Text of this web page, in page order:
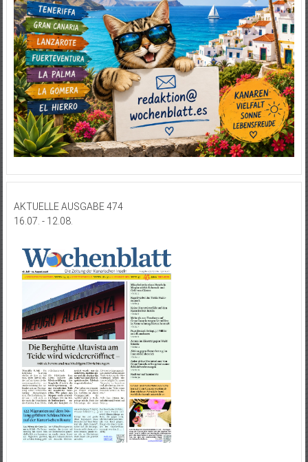
AKTUELLE AUSGABE 474
16.07. - 12.08.